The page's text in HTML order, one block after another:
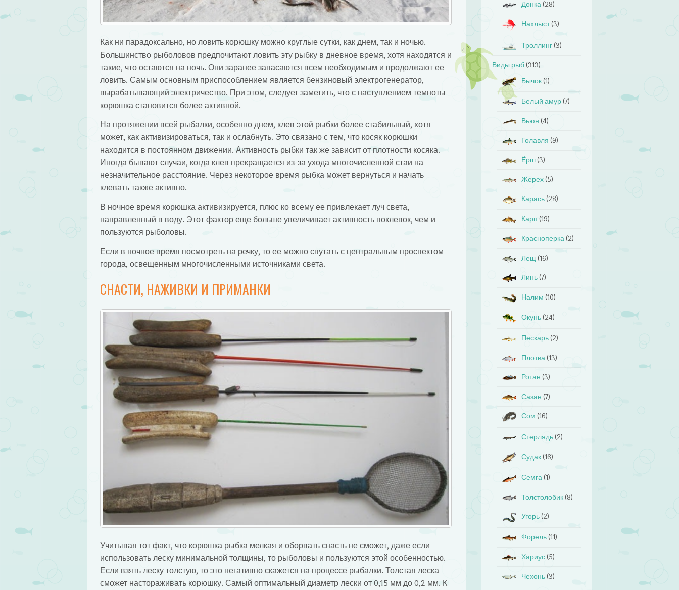
Как ни парадоксально, но ловить корюшку можно круглые сутки, как днем, так и ночью.
Большинство рыболовов предпочитают ловить эту рыбку в дневное время, хотя находятся и
такие, что остаются на ночь. Они заранее запасаются всем необходимым и продолжают ее
ловить. Самым основным приспособлением является бензиновый электрогенератор,
вырабатывающий электричество. При этом, следует заметить, что с наступлением темноты
корюшка становится более активной.
На протяжении всей рыбалки, особенно днем, клев этой рыбки более стабильный, хотя
может, как активизироваться, так и ослабнуть. Это связано с тем, что косяк корюшки
находится в постоянном движении. Активность рыбки так же зависит от плотности косяка.
Иногда бывают случаи, когда клев прекращается из-за ухода многочисленной стаи на
незначительное расстояние. Через некоторое время рыбка может вернуться и начать
клевать также активно.
В ночное время корюшка активизируется, плюс ко всему ее привлекает луч света,
направленный в воду. Этот фактор еще больше увеличивает активность поклевок, чем и
пользуются рыболовы.
Если в ночное время посмотреть на речку, то ее можно спутать с центральным проспектом
города, освещенным многочисленными источниками света.
СНАСТИ, НАЖИВКИ И ПРИМАНКИ
Учитывая тот факт, что корюшка рыбка мелкая и оборвать снасть не сможет, даже если
использовать леску минимальной толщины, то рыболовы и пользуются этой особенностью.
Если взять леску толстую, то это негативно скажется на процессе рыбалки. Толстая леска
сможет настораживать корюшку. Самый оптимальный диаметр лески от 0,15 мм до 0,2 мм. К
Донка (28)
Нахлыст(3)
Троллинг (3)
Виды рыб (313)
Бычок (1)
Белый амур (7)
Вьюн (4)
Голавля (9)
Ёрш (3)
Жерех (5)
Карась (28)
Карп (19)
Красноперка (2)
Лещ (16)
Линь (7)
Налим (10)
Окунь (24)
Пескарь (2)
Плотва (13)
Ротан (3)
Сазан (7)
Сом (16)
Стерлядь (2)
Судак (16)
Семга (1)
Толстолобик (8)
Угорь (2)
Форель (11)
Хариус (5)
Чехонь (3)